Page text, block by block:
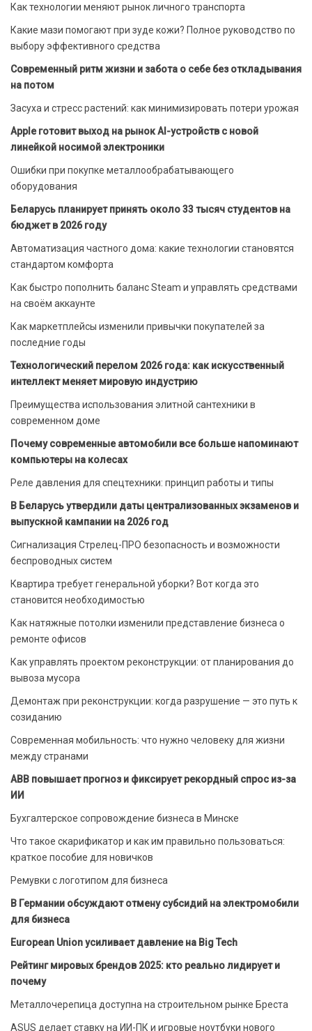
Как технологии меняют рынок личного транспорта
Какие мази помогают при зуде кожи? Полное руководство по
выбору эффективного средства
Современный ритм жизни и забота о себе без откладывания
на потом
Засуха и стресс растений: как минимизировать потери урожая
Apple готовит выход на рынок AI-устройств с новой
линейкой носимой электроники
Ошибки при покупке металлообрабатывающего
оборудования
Беларусь планирует принять около 33 тысяч студентов на
бюджет в 2026 году
Автоматизация частного дома: какие технологии становятся
стандартом комфорта
Как быстро пополнить баланс Steam и управлять средствами
на своём аккаунте
Как маркетплейсы изменили привычки покупателей за
последние годы
Технологический перелом 2026 года: как искусственный
интеллект меняет мировую индустрию
Преимущества использования элитной сантехники в
современном доме
Почему современные автомобили все больше напоминают
компьютеры на колесах
Реле давления для спецтехники: принцип работы и типы
В Беларусь утвердили даты централизованных экзаменов и
выпускной кампании на 2026 год
Сигнализация Стрелец-ПРО безопасность и возможности
беспроводных систем
Квартира требует генеральной уборки? Вот когда это
становится необходимостью
Как натяжные потолки изменили представление бизнеса о
ремонте офисов
Как управлять проектом реконструкции: от планирования до
вывоза мусора
Демонтаж при реконструкции: когда разрушение — это путь к
созиданию
Современная мобильность: что нужно человеку для жизни
между странами
ABB повышает прогноз и фиксирует рекордный спрос из-за
ИИ
Бухгалтерское сопровождение бизнеса в Минске
Что такое скарификатор и как им правильно пользоваться:
краткое пособие для новичков
Ремувки с логотипом для бизнеса
В Германии обсуждают отмену субсидий на электромобили
для бизнеса
European Union усиливает давление на Big Tech
Рейтинг мировых брендов 2025: кто реально лидирует и
почему
Металлочерепица доступна на строительном рынке Бреста
ASUS делает ставку на ИИ-ПК и игровые ноутбуки нового